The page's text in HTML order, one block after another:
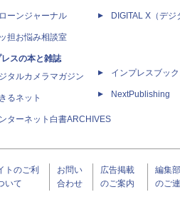
ーンジャーナル
担お悩み相談室
レスの本と雑誌
タルカメラマガジン
るネット
ターネット白書ARCHIVES
DIGITAL X（デジ
インプレスブッ
NextPublishing
トのご利
いて
お問い
合わせ
広告掲載
のご案内
編集
のご